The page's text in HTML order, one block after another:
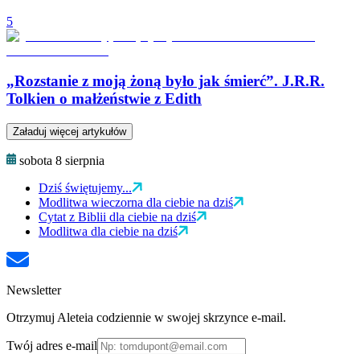
5
„Rozstanie z moją żoną było jak śmierć”. J.R.R.
Tolkien o małżeństwie z Edith
Załaduj więcej artykułów
sobota 8 sierpnia
Dziś świętujemy...
Modlitwa wieczorna dla ciebie na dziś
Cytat z Biblii dla ciebie na dziś
Modlitwa dla ciebie na dziś
Newsletter
Otrzymuj Aleteia codziennie w swojej skrzynce e-mail.
Twój adres e-mail